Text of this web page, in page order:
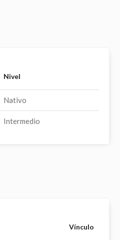
Vínculo
Nivel
Nativo
Intermedio